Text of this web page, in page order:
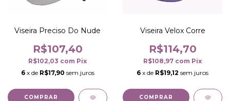
Viseira Preciso Do Nude
R$107,40
R$102,03 com Pix
6 x de R$17,90 sem juros
COMPRAR
Viseira Velox Corre
R$114,70
R$108,97 com Pix
6 x de R$19,12 sem juros
COMPRAR